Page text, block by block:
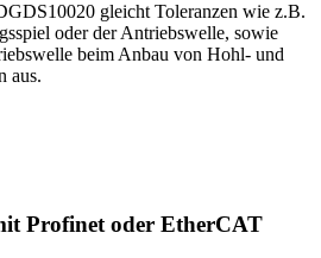
gleicht Toleranzen wie z.B.
oder der Antriebswelle, sowie
beim Anbau von Hohl- und
aus.
Profinet oder EtherCAT